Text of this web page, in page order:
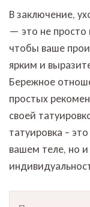
В заключение,
— это не просто
чтобы ваше
ярким и
Бережное
простых
своей
татуировка –
вашем теле, но